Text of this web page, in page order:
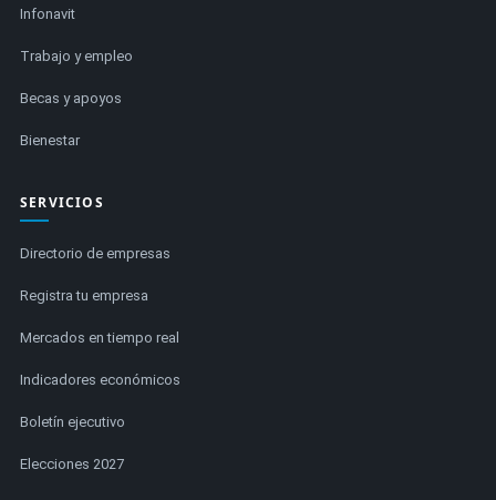
Infonavit
Trabajo y empleo
Becas y apoyos
Bienestar
SERVICIOS
Directorio de empresas
Registra tu empresa
Mercados en tiempo real
Indicadores económicos
Boletín ejecutivo
Elecciones 2027